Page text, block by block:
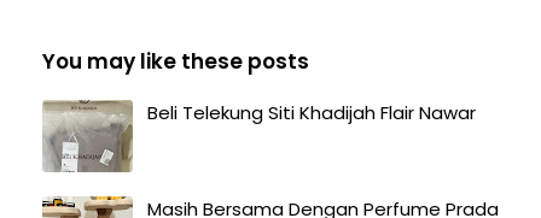
You may like these posts
Beli Telekung Siti Khadijah Flair Nawar
Masih Bersama Dengan Perfume Prada